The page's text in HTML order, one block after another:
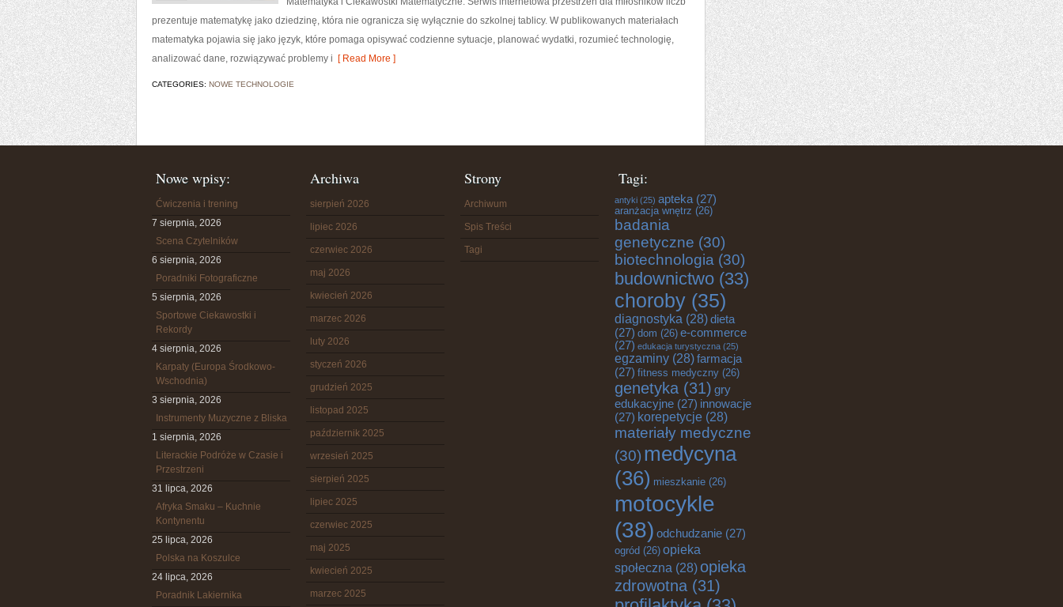
prezentuje matematykę jako dziedzinę, która nie ogranicza się wyłącznie do szkolnej tablicy. W publikowanych materiałach
matematyka pojawia się jako język, które pomaga opisywać codzienne sytuacje, planować wydatki, rozumieć technologię,
analizować dane, rozwiązywać problemy i [ Read More ]
CATEGORIES: NOWE TECHNOLOGIE
Nowe wpisy:
Ćwiczenia i trening
7 sierpnia, 2026
Scena Czytelników
6 sierpnia, 2026
Poradniki Fotograficzne
5 sierpnia, 2026
Sportowe Ciekawostki i
Rekordy
4 sierpnia, 2026
Karpaty (Europa Środkowo-
Wschodnia)
3 sierpnia, 2026
Instrumenty Muzyczne z Bliska
1 sierpnia, 2026
Literackie Podróże w Czasie i
Przestrzeni
31 lipca, 2026
Afryka Smaku – Kuchnie
Kontynentu
25 lipca, 2026
Polska na Koszulce
24 lipca, 2026
Poradnik Lakiernika
Archiwa
sierpień 2026
lipiec 2026
czerwiec 2026
maj 2026
kwiecień 2026
marzec 2026
luty 2026
styczeń 2026
grudzień 2025
listopad 2025
październik 2025
wrzesień 2025
sierpień 2025
lipiec 2025
czerwiec 2025
maj 2025
kwiecień 2025
marzec 2025
Strony
Archiwum
Spis Treści
Tagi
Tagi:
antyki (25) apteka (27)
aranżacja wnętrz (26)
badania
genetyczne (30)
biotechnologia (30)
budownictwo (33)
choroby (35)
diagnostyka (28)dieta
(27) dom (26) e-commerce
(27) edukacja turystyczna (25)
egzaminy (28)farmacja
(27) fitness medyczny (26)
genetyka (31) gry
edukacyjne (27) innowacje
(27) korepetycje (28)
materiały medyczne
(30) medycyna
(36) mieszkanie (26)
motocykle
(38) odchudzanie (27)
ogród (26) opieka
społeczna (28) opieka
zdrowotna (31)